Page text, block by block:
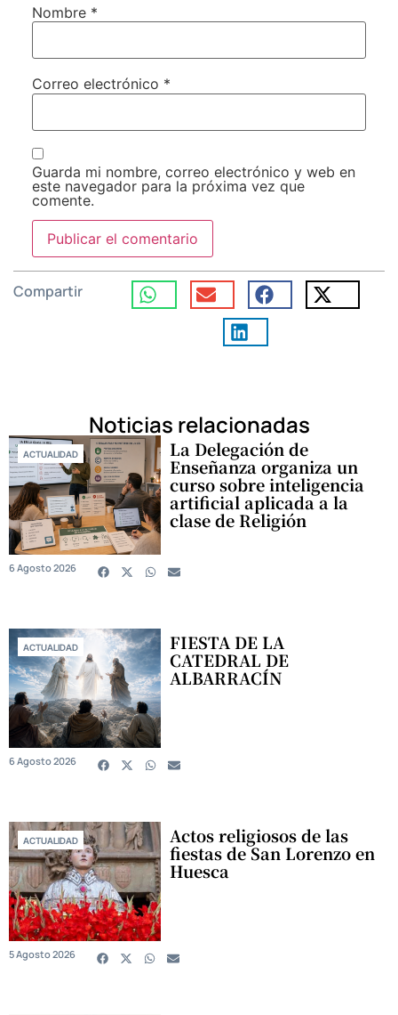
Nombre *
Correo electrónico *
Guarda mi nombre, correo electrónico y web en
este navegador para la próxima vez que
comente.
Compartir
Noticias relacionadas
ACTUALIDAD La Delegación de
Enseñanza organiza un
curso sobre inteligencia
artificial aplicada a la
clase de Religión
6 Agosto 2026
ACTUALIDAD FIESTA DE LA
CATEDRAL DE
ALBARRACÍN
6 Agosto 2026
ACTUALIDAD Actos religiosos de las
fiestas de San Lorenzo en
Huesca
5 Agosto 2026